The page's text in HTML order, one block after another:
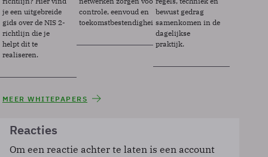
je een uitgebreide
gids over de NIS 2-
richtlijn die je
helpt dit te
realiseren.
controle, eenvoud en
toekomstbestendigheid.
bewust gedrag
samenkomen in de
dagelijkse
praktijk.
MEER WHITEPAPERS
Reacties
Om een reactie achter te laten is een account